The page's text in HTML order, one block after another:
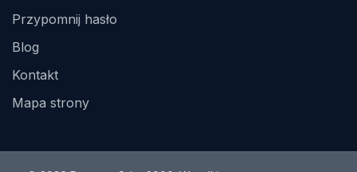
Przypomnij hasło
Blog
Kontakt
Mapa strony